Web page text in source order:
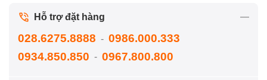
Hỗ trợ đặt hàng
028.6275.8888 - 0986.000.333
0934.850.850 - 0967.800.800